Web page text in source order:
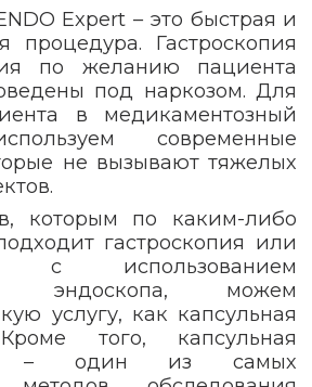
Expert – это быстрая и
процедура. Гастроскопия
по желанию пациента
под наркозом. Для
в медикаментозный
современные
не вызывают тяжелых
которым по каким-либо
гастроскопия или
с использованием
эндоскопа, можем
услугу, как капсульная
того, капсульная
– один из самых